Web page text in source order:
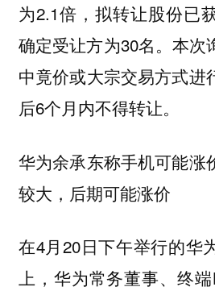
为2.1倍，拟转让股份已
确定受让方为30名。本次
中竟价或大宗交易方式进
后6个月内不得转让。
华为余承东称手机可能涨
较大，后期可能涨价
在4月20日下午举行的华
上，华为常务董事、终